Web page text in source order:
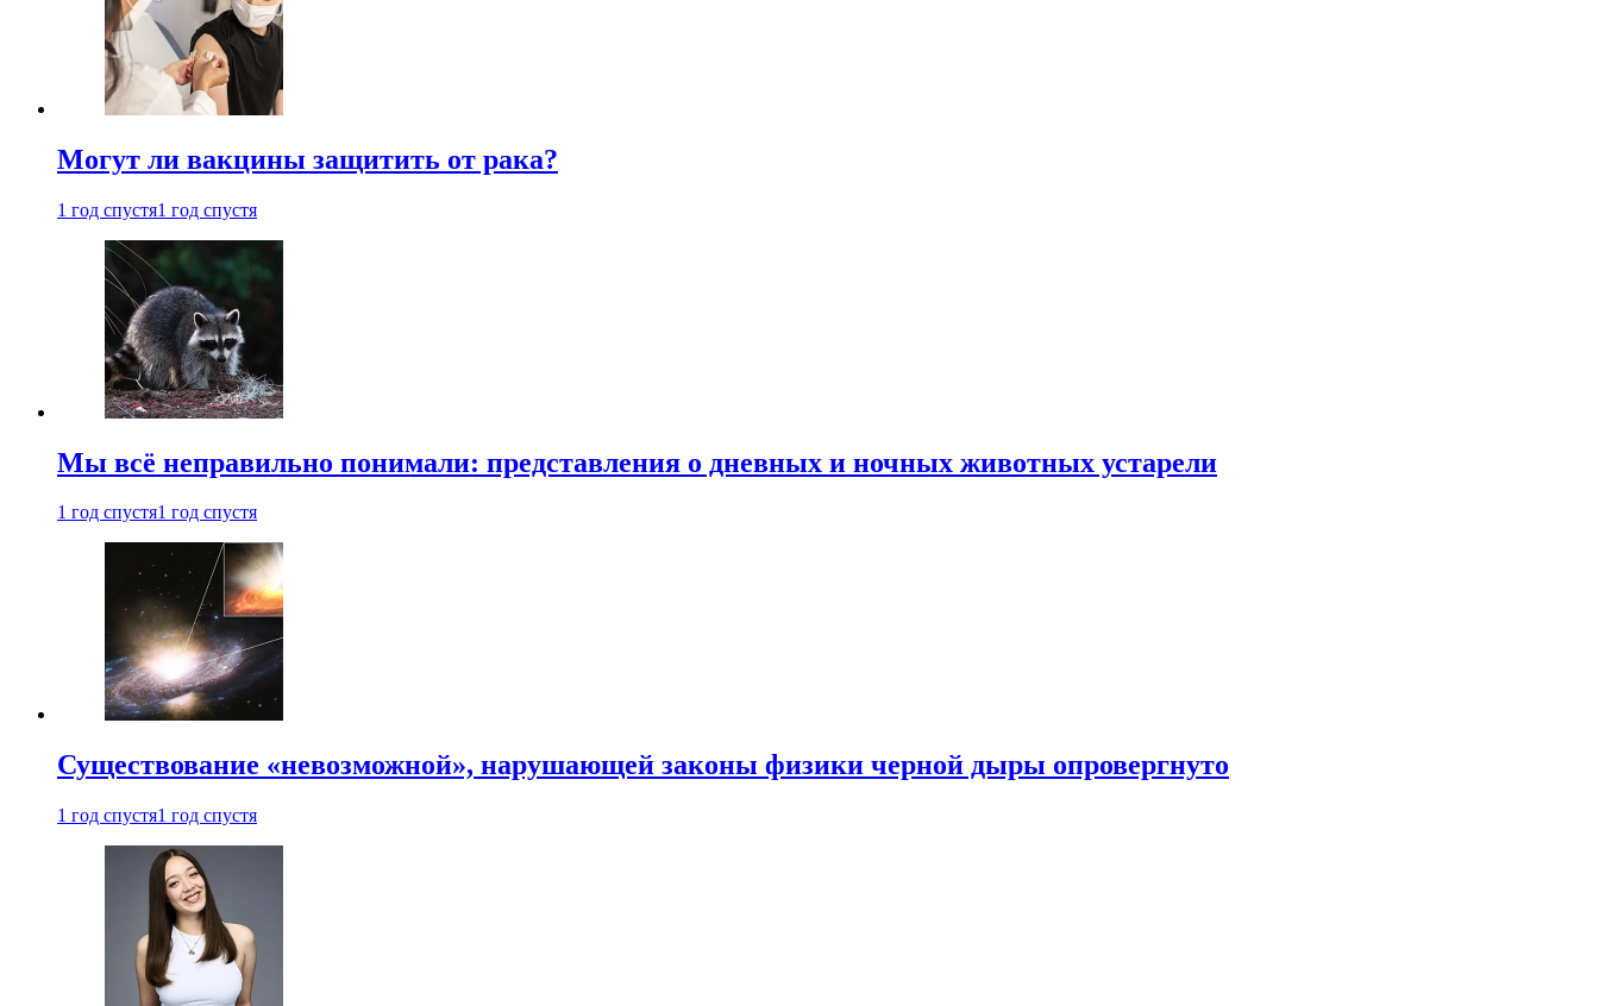
Могут ли вакцины защитить от рака?
1 год спустя1 год спустя
Мы всё неправильно понимали: представления о дневных и ночных животных устарели
1 год спустя1 год спустя
Существование «невозможной», нарушающей законы физики черной дыры опровергнуто
1 год спустя1 год спустя